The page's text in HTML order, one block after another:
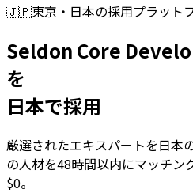
🇯🇵東京・日本の採用プラット
Seldon Core
を
日本で採用
厳選されたエキスパートを日本
の人材を48時間以内にマッチン
$0。